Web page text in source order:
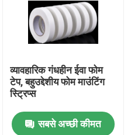
व्यावहारिक गंधहीन ईवा फोम
टेप, बहुउद्देशीय फोम माउंटिंग
स्ट्रिप्स
सबसे अच्छी कीमत